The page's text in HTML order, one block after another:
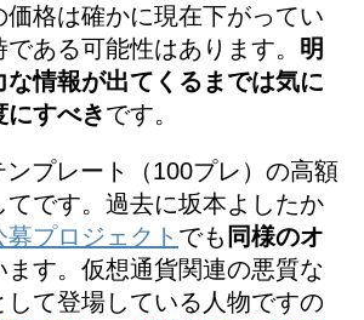
価格は確かに現在下がってい
ある可能性はあります。 明
情報が出てくるまでは気に
にすべきです。
ンプレート（100プレ）の高額
てです。過去に坂本よしたか
募プロジェクト でも 同様のオ
ます。仮想通貨関連の悪質な
て登場している人物ですの